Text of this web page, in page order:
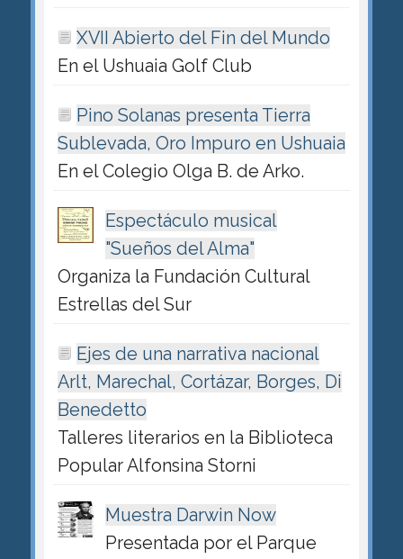
XVII Abierto del Fin del Mundo
En el Ushuaia Golf Club
Pino Solanas presenta Tierra
Sublevada, Oro Impuro en Ushuaia
En el Colegio Olga B. de Arko.
Espectáculo musical
"Sueños del Alma"
Organiza la Fundación Cultural
Estrellas del Sur
Ejes de una narrativa nacional
Arlt, Marechal, Cortázar, Borges, Di
Benedetto
Talleres literarios en la Biblioteca
Popular Alfonsina Storni
Muestra Darwin Now
Presentada por el Parque